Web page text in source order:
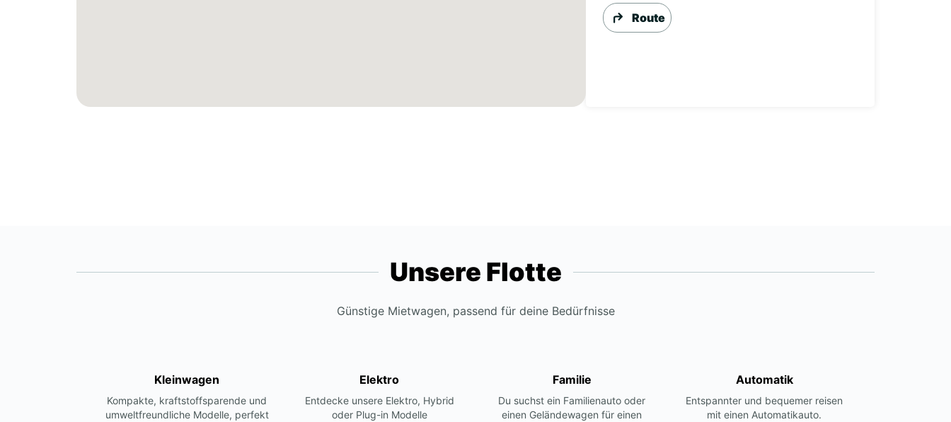
Route
Unsere Flotte
Günstige Mietwagen, passend für deine Bedürfnisse
Kleinwagen
Kompakte, kraftstoffsparende und
umweltfreundliche Modelle, perfekt
Elektro
Entdecke unsere Elektro, Hybrid
oder Plug-in Modelle
Familie
Du suchst ein Familienauto oder
einen Geländewagen für einen
Automatik
Entspannter und bequemer reisen
mit einen Automatikauto.